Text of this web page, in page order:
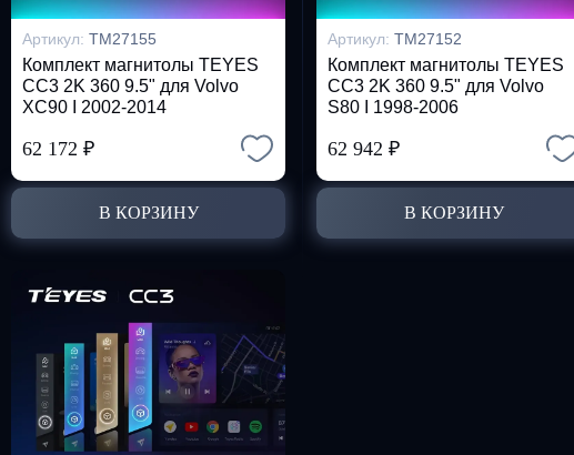
Артикул: TM27155
Комплект магнитолы TEYES
CC3 2K 360 9.5" для Volvo
XC90 I 2002-2014
62 172 ₽
В КОРЗИНУ
Артикул: TM27152
Комплект магнитолы TEYES
CC3 2K 360 9.5" для Volvo
S80 I 1998-2006
62 942 ₽
В КОРЗИНУ